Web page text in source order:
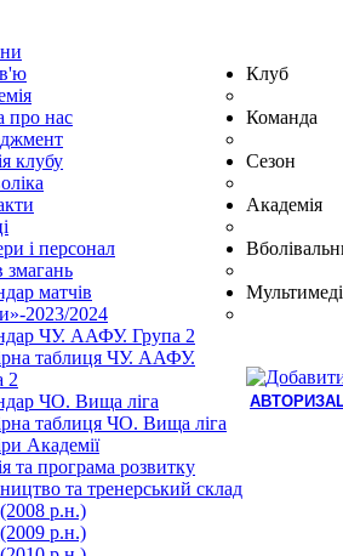
про нас
Клуб
клубу
Команда
і персонал
змагань
Сезон
матчів
2023/2024
ЧУ. ААФУ. Група 2
таблиця ЧУ. ААФУ.
2
ЧО. Вища ліга
таблиця ЧО. Вища ліга
Академія
Академії
та програма розвитку
та тренерський склад
р.н.)
р.н.)